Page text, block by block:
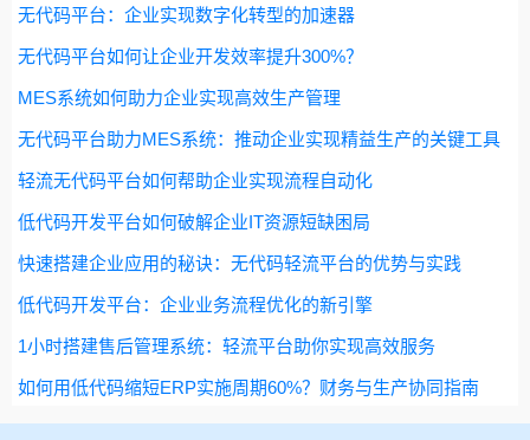
无代码平台：企业实现数字化转型的加速器
无代码平台如何让企业开发效率提升300%？
MES系统如何助力企业实现高效生产管理
无代码平台助力MES系统：推动企业实现精益生产的关键工具
轻流无代码平台如何帮助企业实现流程自动化
低代码开发平台如何破解企业IT资源短缺困局
快速搭建企业应用的秘诀：无代码轻流平台的优势与实践
低代码开发平台：企业业务流程优化的新引擎
1小时搭建售后管理系统：轻流平台助你实现高效服务
如何用低代码缩短ERP实施周期60%？财务与生产协同指南